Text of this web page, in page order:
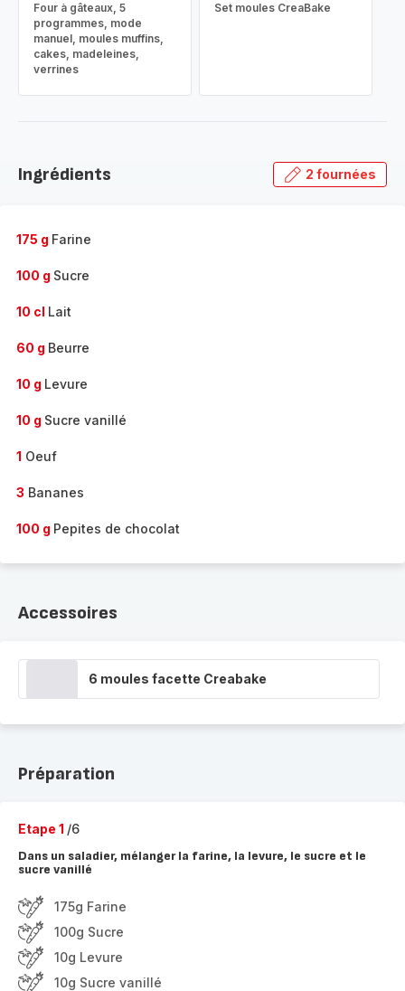
Four à gâteaux, 5
programmes, mode
manuel, moules muffins,
cakes, madeleines,
verrines
Set moules CreaBake
Ingrédients 2 fournées
175 g Farine
100 g Sucre
10 cl Lait
60 g Beurre
10 g Levure
10 g Sucre vanillé
1 Oeuf
3 Bananes
100 g Pepites de chocolat
Accessoires
6 moules facette Creabake
Préparation
Etape 1 /6
Dans un saladier, mélanger la farine, la levure, le sucre et le
sucre vanillé
175g Farine
100g Sucre
10g Levure
10g Sucre vanillé